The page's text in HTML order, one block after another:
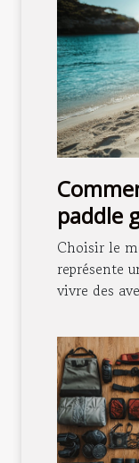
paddle
Choisir le
représente
vivre des